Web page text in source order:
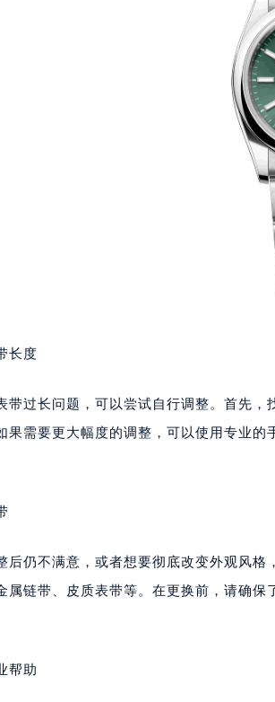
长度
带过长问题，可以尝试自行调整。首先
果需要更大幅度的调整，可以使用专业
后仍不满意，或者想要彻底改变外观风
属链带、皮质表带等。在更换前，请确
帮助